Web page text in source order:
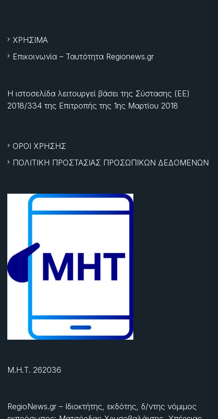
ΧΡΗΣΙΜΑ
Επικοινωνία – Ταυτότητα Regionews.gr
Η ιστοσελίδα λειτουργεί βάσει της Σύστασης (ΕΕ)
2018/334 της Επιτροπής της 1ης Μαρτίου 2018
ΟΡΟΙ ΧΡΗΣΗΣ
ΠΟΛΙΤΙΚΗ ΠΡΟΣΤΑΣΙΑΣ ΠΡΟΣΩΠΙΚΩΝ ΔΕΔΟΜΕΝΩΝ
Μ.Η.Τ. 262036
RegioNews.gr – Ιδιοκτήτης, εκδότης, δ/ντης νόμιμος